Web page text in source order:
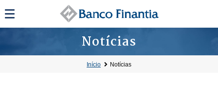
Notícias
Início Notícias